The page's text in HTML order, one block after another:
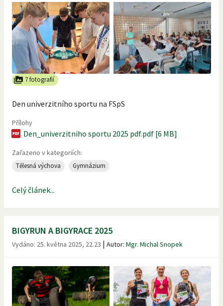
7 fotografií
Den univerzitního sportu na FSpS
Přílohy
Den_univerzitniho sportu 2025 pdf.pdf [6 MB]
Zařazeno v kategoriích:
Tělesná výchova Gymnázium
Celý článek...
BIGYRUN A BIGYRACE 2025
Vydáno: 25. května 2025, 22.23 | Autor: Mgr. Michal Snopek